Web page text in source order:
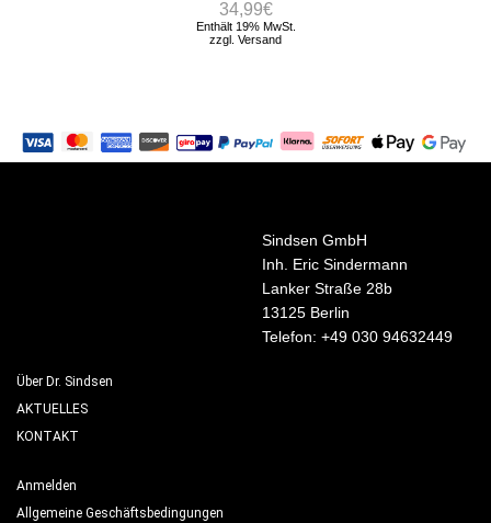
34,99€
Enthält 19% MwSt.
zzgl. Versand
Sindsen GmbH
Inh. Eric Sindermann
Lanker Straße 28b
13125 Berlin
Telefon: +49 030 94632449
Über Dr. Sindsen
AKTUELLES
KONTAKT
Anmelden
Allgemeine Geschäftsbedingungen